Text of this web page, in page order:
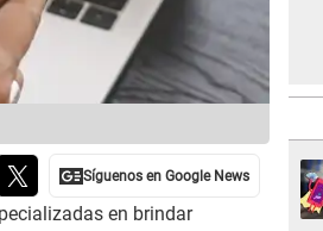
en brindar